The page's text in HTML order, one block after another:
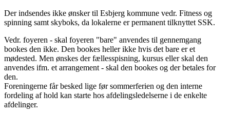
Der indsendes ikke ønsker til Esbjerg kommune vedr. Fitness og
spinning samt skyboks, da lokalerne er permanent tilknyttet SSK.
Vedr. foyeren - skal foyeren "bare" anvendes til gennemgang
bookes den ikke. Den bookes heller ikke hvis det bare er et
mødested. Men ønskes der fællesspisning, kursus eller skal den
anvendes ifm. et arrangement - skal den bookes og der betales for
den.
Foreningerne får besked lige før sommerferien og den interne
fordeling af hold kan starte hos afdelingsledelserne i de enkelte
afdelinger.